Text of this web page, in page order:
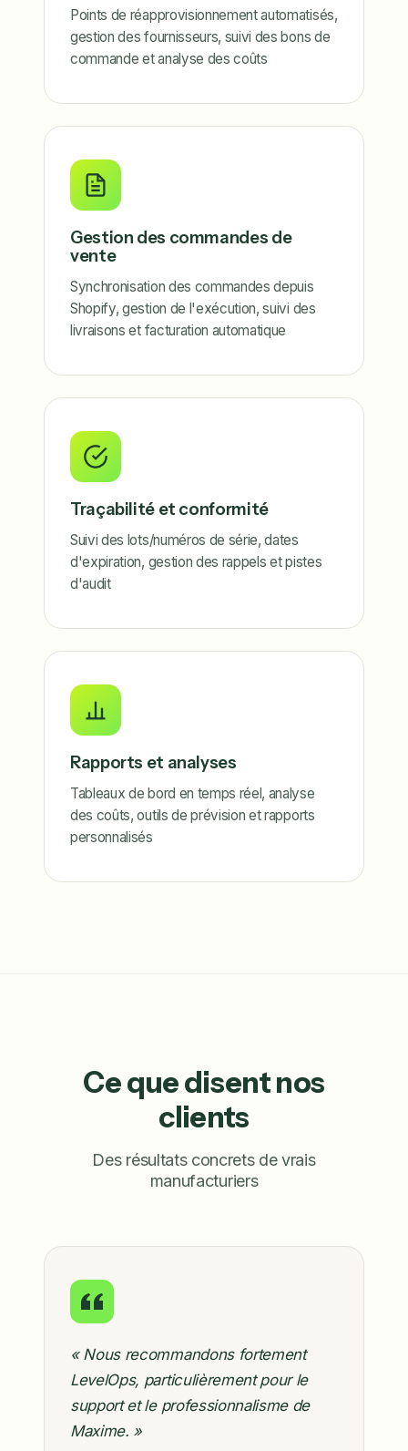
Points de réapprovisionnement automatisés,
gestion des fournisseurs, suivi des bons de
commande et analyse des coûts
Gestion des commandes de
vente
Synchronisation des commandes depuis
Shopify, gestion de l'exécution, suivi des
livraisons et facturation automatique
Traçabilité et conformité
Suivi des lots/numéros de série, dates
d'expiration, gestion des rappels et pistes
d'audit
Rapports et analyses
Tableaux de bord en temps réel, analyse
des coûts, outils de prévision et rapports
personnalisés
Ce que disent nos
clients
Des résultats concrets de vrais
manufacturiers
« Nous recommandons fortement
LevelOps, particulièrement pour le
support et le professionnalisme de
Maxime. »